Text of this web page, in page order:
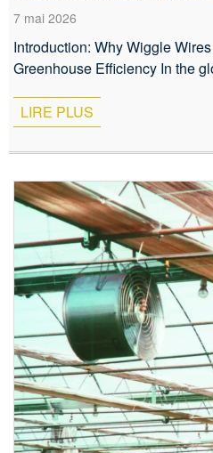
7 mai 2026
Introduction: Why Wiggle
Greenhouse Efficiency In the
detail—it is the primary line of
elements. A single tear or sag
control, increase energy costs
LIRE PLUS